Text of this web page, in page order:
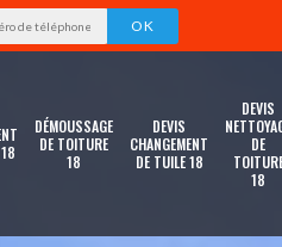
DÉMOUSSAGE
DE TOITURE
18
DEVIS
CHANGEMENT
DE TUILE 18
DEVIS
DE
18